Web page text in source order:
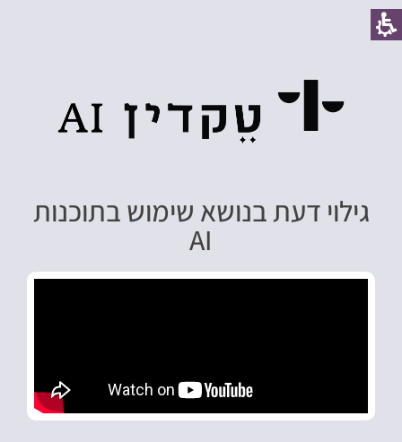
גילוי דעת בנושא שימוש בתוכנות
AI